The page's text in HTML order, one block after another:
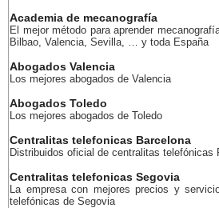
Academia de mecanografía
El mejor método para aprender
Bilbao, Valencia, Sevilla, … y toda España
Abogados Valencia
Los mejores abogados de Valencia
Abogados Toledo
Los mejores abogados de Toledo
Centralitas telefonicas Barcelona
Distribuidos oficial de centralitas telefónicas
Centralitas telefonicas Segovia
La empresa con mejores precios y
telefónicas de Segovia